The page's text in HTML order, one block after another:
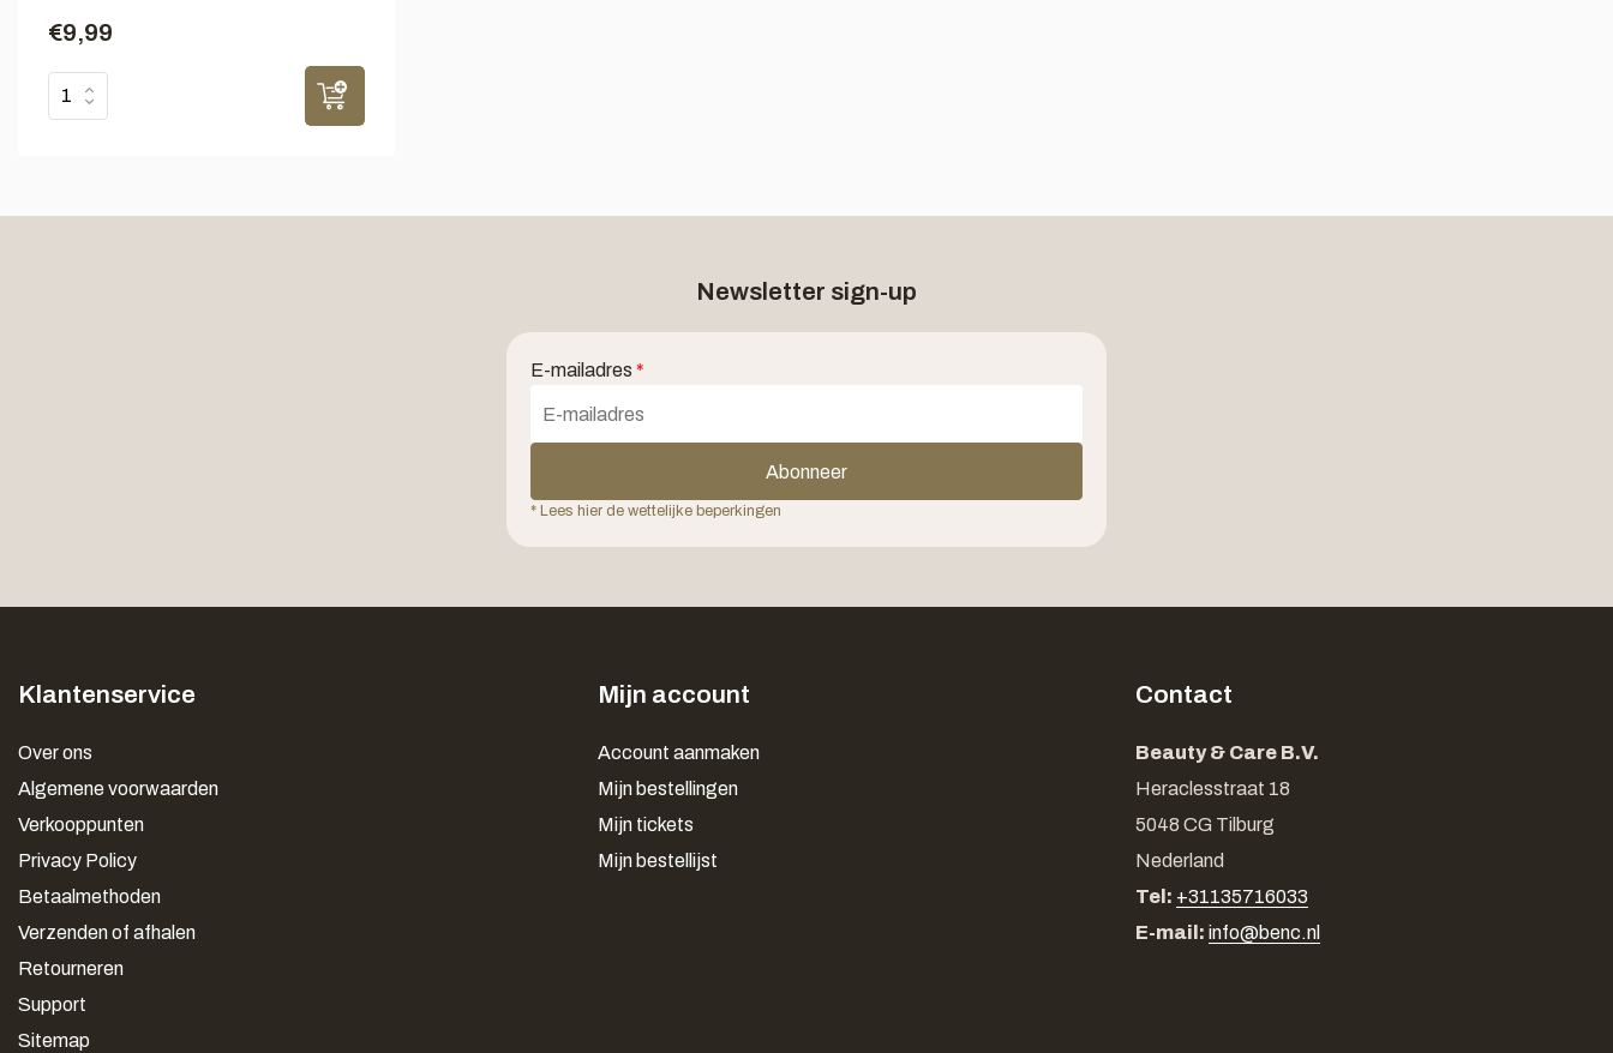
€9,99
Newsletter sign-up
E-mailadres *
Abonneer
* Lees hier de wettelijke beperkingen
Klantenservice
Over ons
Algemene voorwaarden
Verkooppunten
Privacy Policy
Betaalmethoden
Verzenden of afhalen
Retourneren
Support
Sitemap
Mijn account
Account aanmaken
Mijn bestellingen
Mijn tickets
Mijn bestellijst
Contact
Beauty & Care B.V.
Heraclesstraat 18
5048 CG Tilburg
Nederland
Tel: +31135716033
E-mail: info@benc.nl